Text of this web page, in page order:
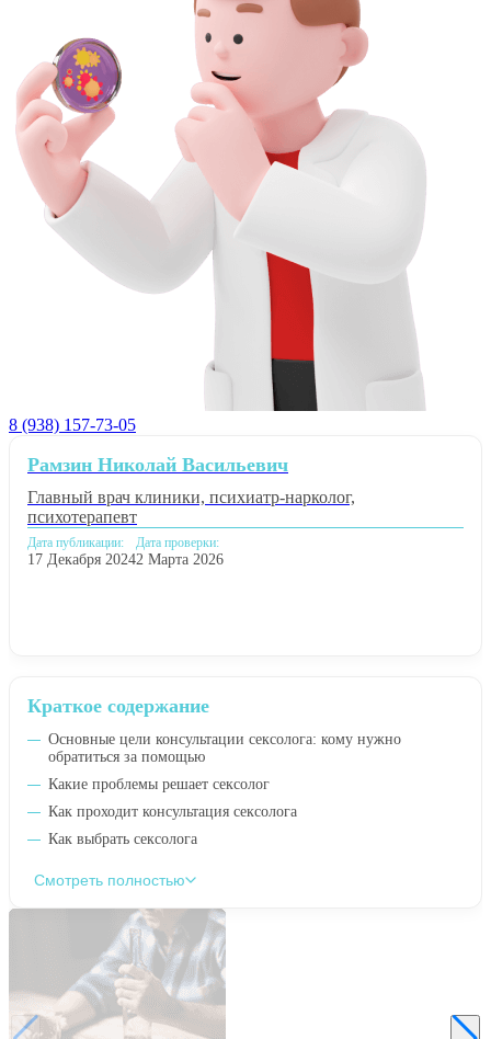
8 (938) 157-73-05
Краткое содержание
Основные цели консультации сексолога: кому нужно
обратиться за помощью
Какие проблемы решает сексолог
Как проходит консультация сексолога
Как выбрать сексолога
Смотреть полностью
Рамзин Николай Васильевич
Главный врач клиники, психиатр-нарколог,
психотерапевт
Дата публикации:
17 Декабря 2024
Дата проверки:
2 Марта 2026